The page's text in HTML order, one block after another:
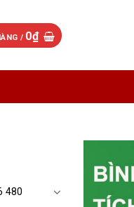
/ 0₫
480